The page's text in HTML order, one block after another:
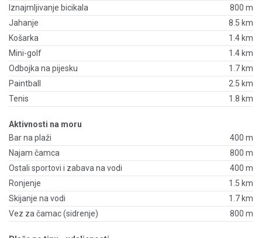
Iznajmljivanje bicikala
800 m
Jahanje
8.5 km
Košarka
1.4 km
Mini-golf
1.4 km
Odbojka na pijesku
1.7 km
Paintball
2.5 km
Tenis
1.8 km
Aktivnosti na moru
Bar na plaži
400 m
Najam čamca
800 m
Ostali sportovi i zabava na vodi
400 m
Ronjenje
1.5 km
Skijanje na vodi
1.7 km
Vez za čamac (sidrenje)
800 m